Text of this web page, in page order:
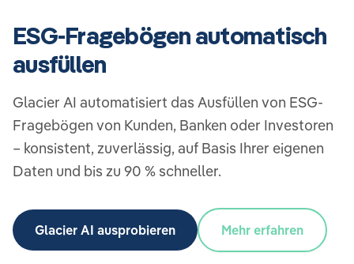
ESG-Fragebögen automatisch
ausfüllen
Glacier AI automatisiert das Ausfüllen von ESG-
Fragebögen von Kunden, Banken oder Investoren
– konsistent, zuverlässig, auf Basis Ihrer eigenen
Daten und bis zu 90 % schneller.
Glacier AI ausprobieren Mehr erfahren